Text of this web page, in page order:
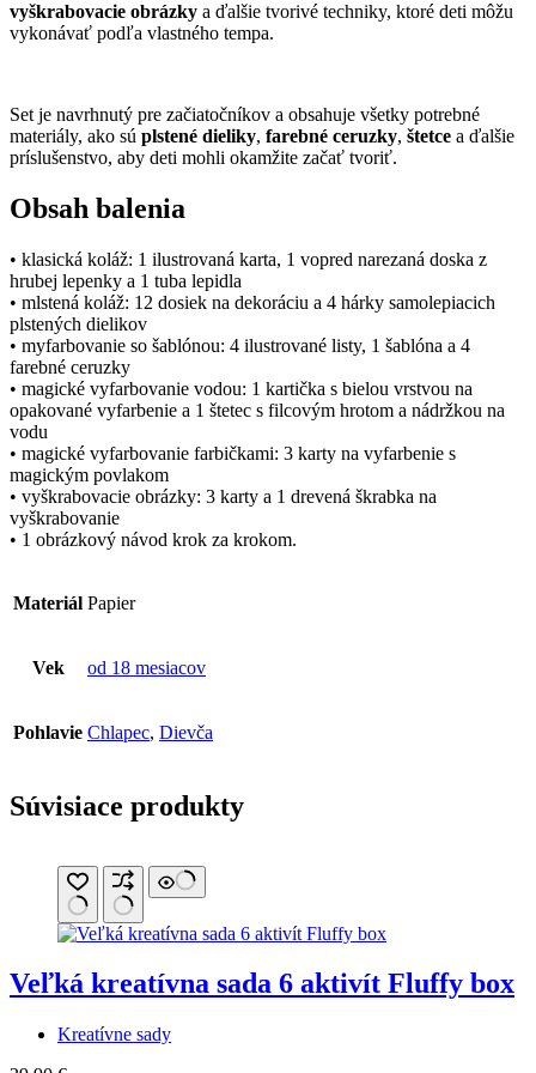
vyškrabovacie obrázky a ďalšie tvorivé techniky, ktoré deti môžu
vykonávať podľa vlastného tempa.
Set je navrhnutý pre začiatočníkov a obsahuje všetky potrebné
materiály, ako sú plstené dieliky, farebné ceruzky, štetce a ďalšie
príslušenstvo, aby deti mohli okamžite začať tvoriť.
Obsah balenia
• klasická koláž: 1 ilustrovaná karta, 1 vopred narezaná doska z
hrubej lepenky a 1 tuba lepidla
• mlstená koláž: 12 dosiek na dekoráciu a 4 hárky samolepiacich
plstených dielikov
• myfarbovanie so šablónou: 4 ilustrované listy, 1 šablóna a 4
farebné ceruzky
• magické vyfarbovanie vodou: 1 kartička s bielou vrstvou na
opakované vyfarbenie a 1 štetec s filcovým hrotom a nádržkou na
vodu
• magické vyfarbovanie farbičkami: 3 karty na vyfarbenie s
magickým povlakom
• vyškrabovacie obrázky: 3 karty a 1 drevená škrabka na
vyškrabovanie
• 1 obrázkový návod krok za krokom.
Materiál Papier
Vek od 18 mesiacov
Pohlavie Chlapec, Dievča
Súvisiace produkty
Veľká kreatívna sada 6 aktivít Fluffy box
Kreatívne sady